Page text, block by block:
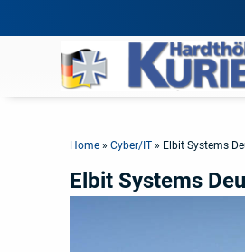
Home »Cyber/IT » Elbit Systems
Elbit Systems